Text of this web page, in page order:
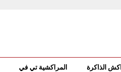
الذاكرة المراكشية تي في